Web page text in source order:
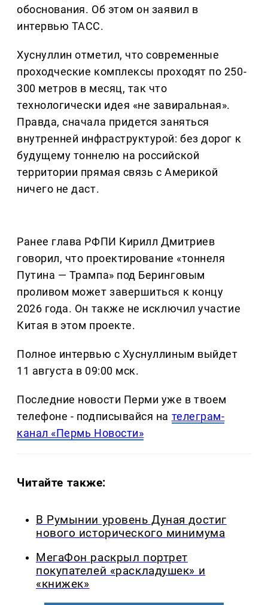
обоснования. Об этом он заявил в
интервью ТАСС.
Хуснуллин отметил, что современные
проходческие комплексы проходят по 250-
300 метров в месяц, так что
технологически идея «не завиральная».
Правда, сначала придется заняться
внутренней инфраструктурой: без дорог к
будущему тоннелю на российской
территории прямая связь с Америкой
ничего не даст.
Ранее глава РФПИ Кирилл Дмитриев
говорил, что проектирование «тоннеля
Путина — Трампа» под Беринговым
проливом может завершиться к концу
2026 года. Он также не исключил участие
Китая в этом проекте.
Полное интервью с Хуснуллиным выйдет
11 августа в 09:00 мск.
Последние новости Перми уже в твоем
телефоне - подписывайся на телеграм-
канал «Пермь Новости»
Читайте также:
В Румынии уровень Дуная достиг
нового исторического минимума
МегаФон раскрыл портрет
покупателей «раскладушек» и
«книжек»